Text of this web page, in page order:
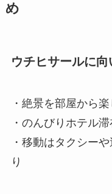
め
ウチヒサールに向
・絶景を部屋から
・のんびりホテル
・移動はタクシー
り